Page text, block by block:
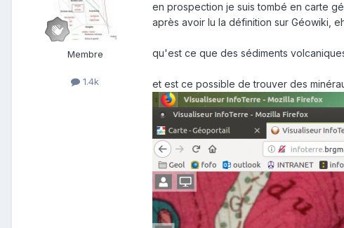
Membre
1.4k
en prospection je suis tombé en carte
après avoir lu la définition sur Géowiki,
qu'est ce que des sédiments
et est ce possible de trouver des